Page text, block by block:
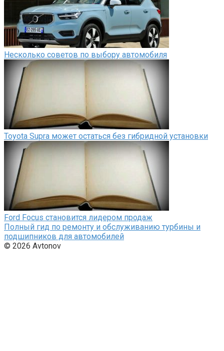
Несколько советов по выбору автомобиля
Toyota Supra может остаться без гибридной установки
Ford Focus становится лидером продаж
Полный гид по ремонту и обслуживанию турбины и
подшипников для автомобилей
© 2026 Avtonov